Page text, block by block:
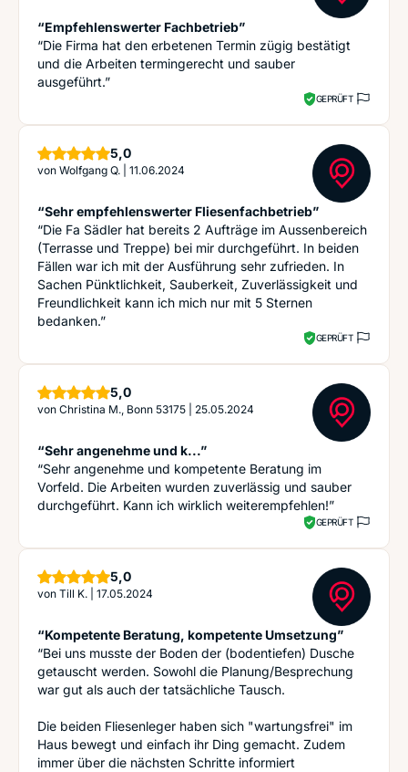
“Empfehlenswerter Fachbetrieb”
“Die Firma hat den erbetenen Termin zügig bestätigt
und die Arbeiten termingerecht und sauber
ausgeführt.”
GEPRÜFT
5,0Sterne
von Wolfgang Q. 11.06.2024
“Sehr empfehlenswerter Fliesenfachbetrieb”
“Die Fa Sädler hat bereits 2 Aufträge im Aussenbereich
(Terrasse und Treppe) bei mir durchgeführt. In beiden
Fällen war ich mit der Ausführung sehr zufrieden. In
Sachen Pünktlichkeit, Sauberkeit, Zuverlässigkeit und
Freundlichkeit kann ich mich nur mit 5 Sternen
bedanken.”
GEPRÜFT
5,0Sterne
von Christina M., Bonn 53175 25.05.2024
“Sehr angenehme und k...”
“Sehr angenehme und kompetente Beratung im
Vorfeld. Die Arbeiten wurden zuverlässig und sauber
durchgeführt. Kann ich wirklich weiterempfehlen!”
GEPRÜFT
5,0Sterne
von Till K. 17.05.2024
“Kompetente Beratung, kompetente Umsetzung”
“Bei uns musste der Boden der (bodentiefen) Dusche
getauscht werden. Sowohl die Planung/Besprechung
war gut als auch der tatsächliche Tausch.
Die beiden Fliesenleger haben sich "wartungsfrei" im
Haus bewegt und einfach ihr Ding gemacht. Zudem
immer über die nächsten Schritte informiert